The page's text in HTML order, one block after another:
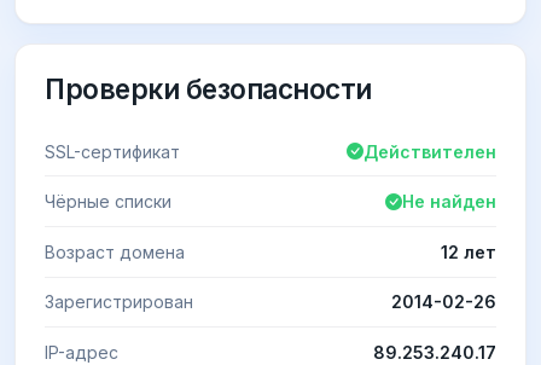
Проверки безопасности
SSL-сертификат Действителен
Чёрные списки Не найден
Возраст домена 12 лет
Зарегистрирован 2014-02-26
IP-адрес 89.253.240.17